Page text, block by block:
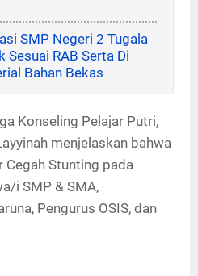
SMP Negeri 2 Tugala
Sesuai RAB Serta Di
Bahan Bekas
Konseling Pelajar Putri,
menjelaskan bahwa
Cegah Stunting pada
i SMP & SMA,
Pengurus OSIS, dan